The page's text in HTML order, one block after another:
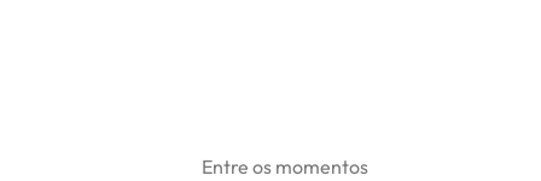
Entre os momentos